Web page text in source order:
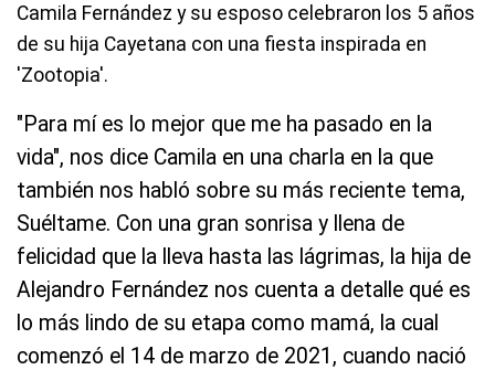
Camila Fernández y su esposo celebraron los 5 años
de su hija Cayetana con una fiesta inspirada en
'Zootopia'.
"Para mí es lo mejor que me ha pasado en la
vida", nos dice Camila en una charla en la que
también nos habló sobre su más reciente tema,
Suéltame. Con una gran sonrisa y llena de
felicidad que la lleva hasta las lágrimas, la hija de
Alejandro Fernández nos cuenta a detalle qué es
lo más lindo de su etapa como mamá, la cual
comenzó el 14 de marzo de 2021, cuando nació